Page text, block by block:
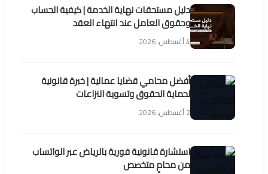
دليل مستحقات نهاية الخدمة | كيفية الحساب
وحقوق العامل عند انتهاء العقد
4 أغسطس، 2026
أفضل محامي قضايا عمالية | خبرة قانونية
لحماية الحقوق وتسوية النزاعات
2 أغسطس، 2026
استشارة قانونية فورية بالرياض عبر الواتساب
من محامٍ متخصص